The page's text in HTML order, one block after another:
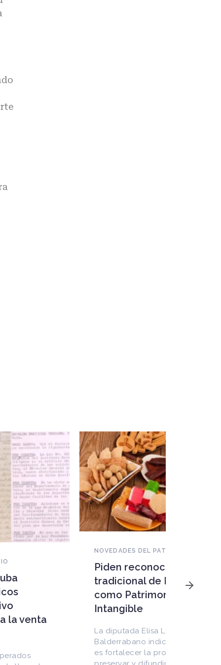
NOVEDADES DEL PATRIMONIO
Piden reconocer a la dulcería
tradicional de Puebla, México
como Patrimonio Cultural
Intangible
Balderrabano indicó que el propósito
es fortalecer la promoción turística,